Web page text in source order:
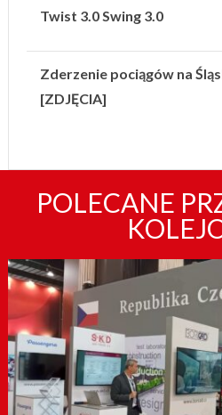
Twist 3.0 Swing 3.0
Zderzenie pociągów na
[ZDJĘCIA]
POLECANE